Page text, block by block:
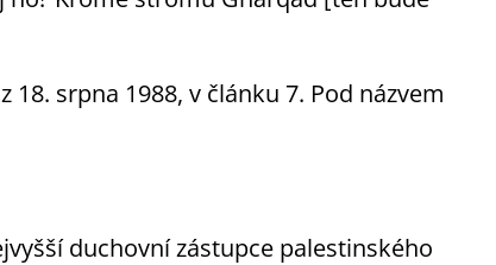
z 18. srpna 1988, v článku 7. Pod názvem
duchovní zástupce palestinského